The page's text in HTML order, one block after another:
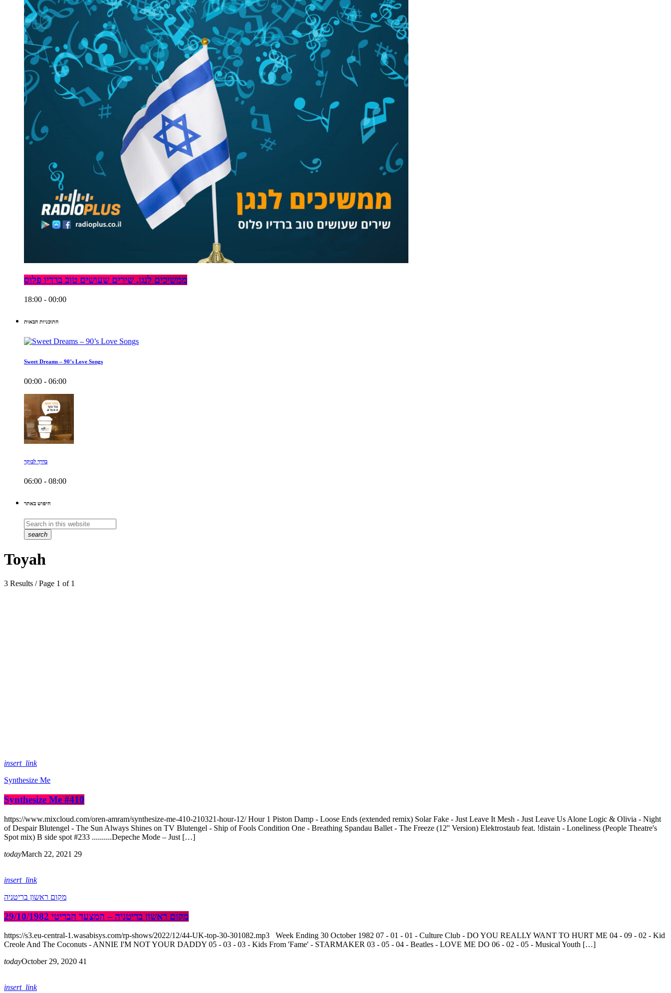
ממשיכים לנגן. שירים שעושים טוב ברדיו פלוס
18:00 - 00:00
התוכניות הבאות
Sweet Dreams – 90’s Love Songs
00:00 - 06:00
בדרך לבוקר
06:00 - 08:00
חיפוש באתר
search
Toyah
3 Results / Page 1 of 1
insert_link
Synthesize Me
Synthesize Me #410
https://www.mixcloud.com/oren-amram/synthesize-me-410-210321-hour-12/ Hour 1 Piston Damp - Loose Ends (extended remix) Solar Fake - Just Leave It Mesh - Just Leave Us Alone Logic & Olivia - Night
of Despair Blutengel - The Sun Always Shines on TV Blutengel - Ship of Fools Condition One - Breathing Spandau Ballet - The Freeze (12'' Version) Elektrostaub feat. !distain - Loneliness (People Theatre's
Spot mix) B side spot #233 ..........Depeche Mode – Just […]
todayMarch 22, 2021 29
insert_link
מקום ראשון בריטניה
מקום ראשון בריטניה – המצעד הבריטי 29/10/1982
https://s3.eu-central-1.wasabisys.com/rp-shows/2022/12/44-UK-top-30-301082.mp3 Week Ending 30 October 1982 07 - 01 - 01 - Culture Club - DO YOU REALLY WANT TO HURT ME 04 - 09 - 02 - Kid
Creole And The Coconuts - ANNIE I'M NOT YOUR DADDY 05 - 03 - 03 - Kids From 'Fame' - STARMAKER 03 - 05 - 04 - Beatles - LOVE ME DO 06 - 02 - 05 - Musical Youth […]
todayOctober 29, 2020 41
insert_link